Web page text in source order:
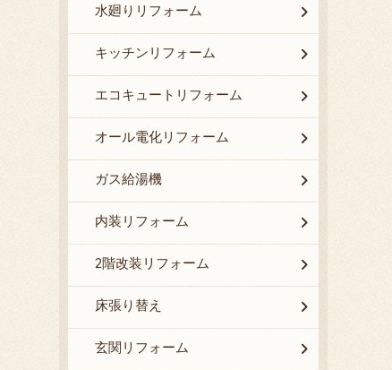
水廻りリフォーム
キッチンリフォーム
エコキュートリフォーム
オール電化リフォーム
ガス給湯機
内装リフォーム
2階改装リフォーム
床張り替え
玄関リフォーム